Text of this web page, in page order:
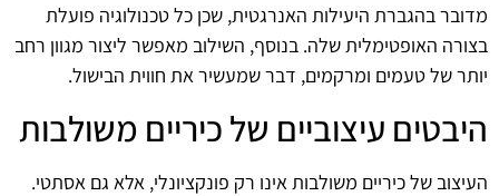
מדובר בהגברת היעילות האנרגטית, שכן כל טכנולוגיה פועלת
בצורה האופטימלית שלה. בנוסף, השילוב מאפשר ליצור מגוון רחב
יותר של טעמים ומרקמים, דבר שמעשיר את חווית הבישול.
היבטים עיצוביים של כיריים משולבות
העיצוב של כיריים משולבות אינו רק פונקציונלי, אלא גם אסתטי.